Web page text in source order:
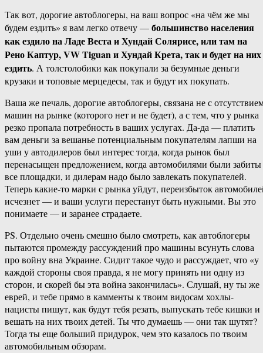
Так вот, дорогие автоблогеры, на ваш вопрос «на чём же мы
будем ездить» я вам легко отвечу —большинство населения
как ездило на Ладе Веста и Хундай Солярисе, или там на
Рено Каптур, VW Tiguan и Хундай Крета, так и будет на них
ездить. А толстолобики как покупали за безумные деньги
крузаки и топовые мерцедесы, так и будут их покупать.
Ваша же печаль, дорогие автоблогеры, связана не с
машин на рынке (которого нет и не будет), а с тем, что у рынка
резко пропала потребность в ваших услугах. Да-да — платить
вам деньги за вешанье потенциальным покупателям лапши на
уши у автодилеров был интерес тогда, когда рынок был
перенасыщен предложением, когда автомобилями были забиты
все площадки, и дилерам надо было завлекать покупателей.
Теперь какие-то марки с рынка уйдут, переизбыток
исчезнет — и ваши услуги перестанут быть нужными. Вы это
понимаете — и заранее страдаете.
PS. Отдельно очень смешно было смотреть, как автоблогеры
пытаются промежду рассуждений про машины всунуть слова
про войну вна Украине. Сидит такое чудо и рассуждает, что «у
каждой стороны своя правда, я не могу принять ни одну из
сторон, и скорей бы эта война закончилась». Слушай, ну ты же
еврей, и тебе прямо в камменты к твоим видосам хохлы-
нацисты пишут, как будут тебя резать, выпускать тебе кишки и
вешать на них твоих детей. Ты что думаешь — они так шутят?
Тогда ты еще больший придурок, чем это казалось по твоим
автомобильным обзорам.